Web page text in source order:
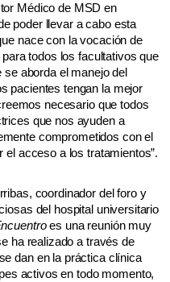
Médico de MSD en
poder llevar a cabo esta
nace con la vocación de
todos los facultativos que
aborda el manejo del
pacientes tengan la mejor
necesario que todos
que nos ayuden a
comprometidos con el
acceso a los tratamientos”.
coordinador del foro y
del hospital universitario
es una reuniónmuy
ha realizado a través de
dan en la práctica clínica
activos en todo momento,